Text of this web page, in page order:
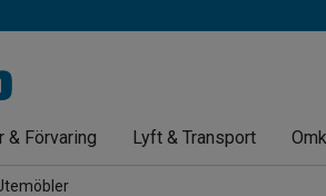
& Förvaring Lyft & Transport